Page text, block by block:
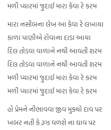
મળી પ્યારમાં જુદાઈ મારા કેવા રે કરમ
મારા નસીબના લેખ આ કેવા રે લખાયા
કાળા પાણીએ રોવાના દાડા આયા
દિલ તોડવા વાળાને નથી આવતી શરમ
દિલ તોડવા વાળાને નથી આવતી શરમ
મળી પ્યારમાં જુદાઈ મારા કેવા રે કરમ
મળી પ્યારમાં જુદાઈ મારા કેવા રે કરમ
હો પ્રેમને નીભાવવા જીવ મુક્યો દાવ પર
ખબર નતી કે રૂઝ વળશે ના ઘાવ પર